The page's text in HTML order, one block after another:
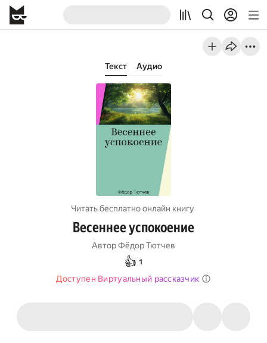
Текст Аудио
Читать бесплатно онлайн книгу
Весеннее успокоение
АвторФёдор Тютчев
👍 1
Доступен Виртуальный рассказчик